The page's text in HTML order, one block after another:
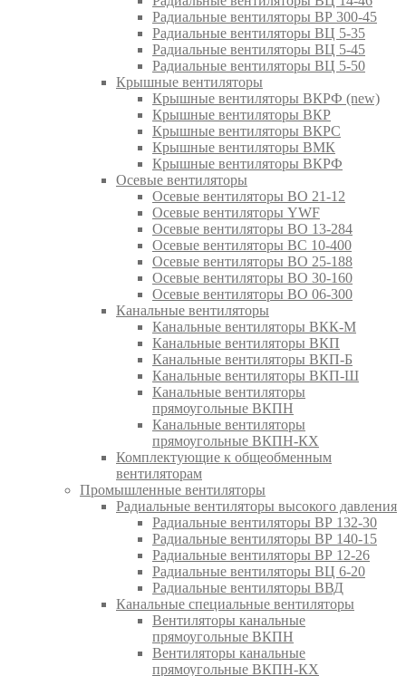
Радиальные вентиляторы ВР 300-45
Радиальные вентиляторы ВЦ 5-35
Радиальные вентиляторы ВЦ 5-45
Радиальные вентиляторы ВЦ 5-50
Крышные вентиляторы
Крышные вентиляторы ВКРФ (new)
Крышные вентиляторы ВКР
Крышные вентиляторы ВКРС
Крышные вентиляторы ВМК
Крышные вентиляторы ВКРФ
Осевые вентиляторы
Осевые вентиляторы ВО 21-12
Осевые вентиляторы YWF
Осевые вентиляторы ВО 13-284
Осевые вентиляторы ВС 10-400
Осевые вентиляторы ВО 25-188
Осевые вентиляторы ВО 30-160
Осевые вентиляторы ВО 06-300
Канальные вентиляторы
Канальные вентиляторы ВКК-М
Канальные вентиляторы ВКП
Канальные вентиляторы ВКП-Б
Канальные вентиляторы ВКП-Ш
Канальные вентиляторы
прямоугольные ВКПН
Канальные вентиляторы
прямоугольные ВКПН-КХ
Комплектующие к общеобменным
вентиляторам
Промышленные вентиляторы
Радиальные вентиляторы высокого давления
Радиальные вентиляторы ВР 132-30
Радиальные вентиляторы ВР 140-15
Радиальные вентиляторы ВР 12-26
Радиальные вентиляторы ВЦ 6-20
Радиальные вентиляторы ВВД
Канальные специальные вентиляторы
Вентиляторы канальные
прямоугольные ВКПН
Вентиляторы канальные
прямоугольные ВКПН-КХ